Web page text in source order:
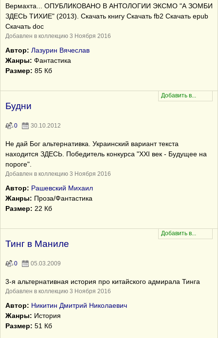
Вермахта... ОПУБЛИКОВАНО В АНТОЛОГИИ ЭКСМО "А ЗОМБИ
ЗДЕСЬ ТИХИЕ" (2013). Скачать книгу Скачать fb2 Скачать epub
Скачать doc
Добавлен в коллекцию 3 Ноября 2016
Автор: Лазурин Вячеслав
Жанры: Фантастика
Размер: 85 Кб
Будни
0 30.10.2012
Не дай Бог альтернативка. Украинский вариант текста
находится ЗДЕСЬ. Победитель конкурса "XXI век - Будущее на
пороге".
Добавлен в коллекцию 3 Ноября 2016
Автор: Рашевский Михаил
Жанры: Проза/Фантастика
Размер: 22 Кб
Тинг в Маниле
0 05.03.2009
3-я альтернативная история про китайского адмирала Тинга
Добавлен в коллекцию 3 Ноября 2016
Автор: Никитин Дмитрий Николаевич
Жанры: История
Размер: 51 Кб